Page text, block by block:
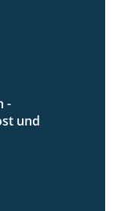
-
und